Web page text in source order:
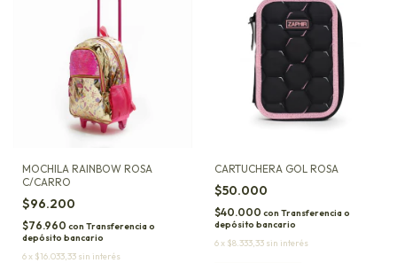
MOCHILA RAINBOW ROSA
C/CARRO
$96.200
$76.960 con Transferencia o
depósito bancario
6x $16.033,33 sin interés
CARTUCHERA GOL ROSA
$50.000
$40.000 con Transferencia o
depósito bancario
6x $8.333,33 sin interés